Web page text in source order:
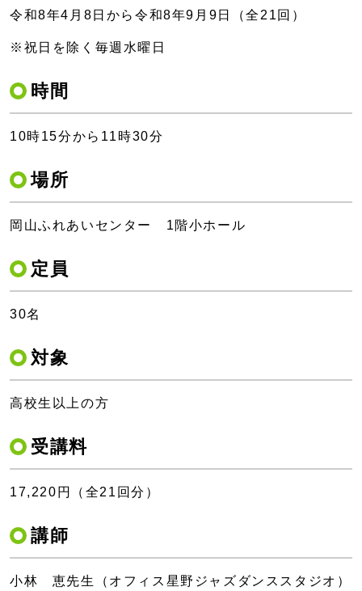
令和8年4月8日から令和8年9月9日（全21回）
※祝日を除く毎週水曜日
時間
10時15分から11時30分
場所
岡山ふれあいセンター 1階小ホール
定員
30名
対象
高校生以上の方
受講料
17,220円（全21回分）
講師
小林 恵先生（オフィス星野ジャズダンススタジオ）